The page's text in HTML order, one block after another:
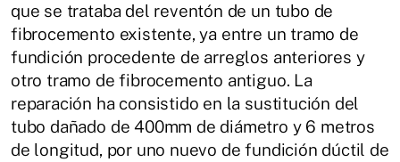
que se trataba del reventón de un tubo de
fibrocemento existente, ya entre un tramo de
fundición procedente de arreglos anteriores y
otro tramo de fibrocemento antiguo. La
reparación ha consistido en la sustitución del
tubo dañado de 400mm de diámetro y 6 metros
de longitud, por uno nuevo de fundición dúctil de